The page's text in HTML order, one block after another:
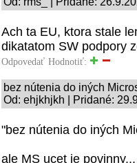
Ach ta EU, ktora stale
dikatatom SW podpory
Odpovedať Hodnotiť:
bez nútenia do iných
Od: ehjkhjkh | Pridané:
"bez nútenia do iných
ale MS ucet je povinny...